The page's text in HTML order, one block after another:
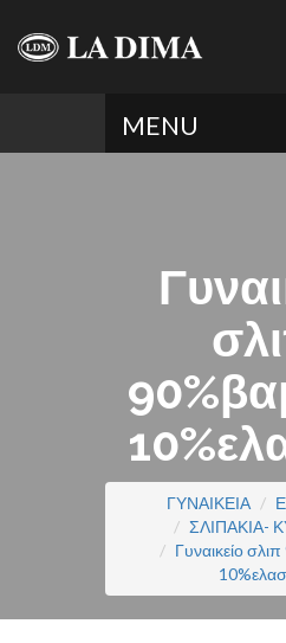
ΓΥΝΑΙΚΕΙΑ
ΣΛΙΠΑΚΙΑ-
Γυναικείο